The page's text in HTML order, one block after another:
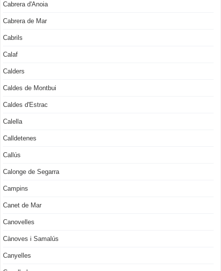
Cabrera d'Anoia
Cabrera de Mar
Cabrils
Calaf
Calders
Caldes de Montbui
Caldes d'Estrac
Calella
Calldetenes
Callús
Calonge de Segarra
Campins
Canet de Mar
Canovelles
Cànoves i Samalús
Canyelles